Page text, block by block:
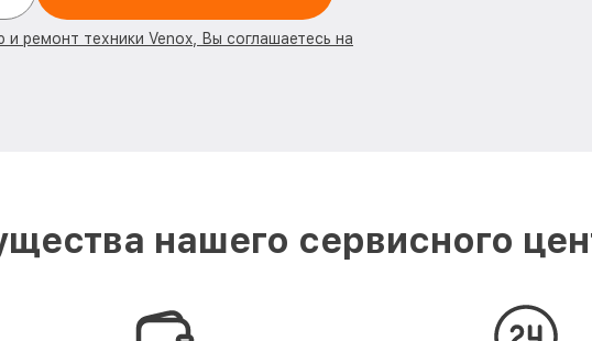
и ремонт техники Venox, Вы соглашаетесь на
нашего сервисного